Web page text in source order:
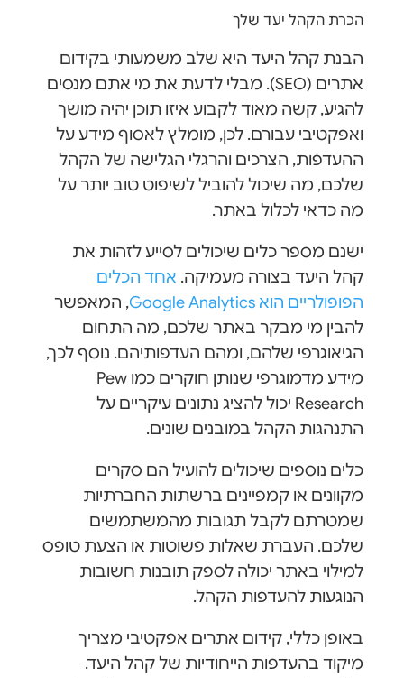
הכרת הקהל יעד שלך
הבנת קהל היעד היא שלב משמעותי בקידום
אתרים (SEO). מבלי לדעת את מי אתם מנסים
להגיע, קשה מאוד לקבוע איזו תוכן יהיה מושך
ואפקטיבי עבורם. לכן, מומלץ לאסוף מידע על
ההעדפות, הצרכים והרגלי הגלישה של הקהל
שלכם, מה שיכול להוביל לשיפוט טוב יותר על
מה כדאי לכלול באתר.
ישנם מספר כלים שיכולים לסייע לזהות את
קהל היעד בצורה מעמיקה. אחד הכלים
הפופולריים הוא Google Analytics
, המאפשר
להבין מי מבקר באתר שלכם, מה התחום
הגיאוגרפי שלהם, ומהם העדפותיהם. נוסף לכך,
מידע מדמוגרפי שנותן חוקרים כמו Pew
Research יכול להציג נתונים עיקריים על
התנהגות הקהל במובנים שונים.
כלים נוספים שיכולים להועיל הם סקרים
מקוונים או קמפיינים ברשתות החברתיות
שמטרתם לקבל תגובות מהמשתמשים
שלכם. העברת שאלות פשוטות או הצעת טופס
למילוי באתר יכולה לספק תובנות חשובות
הנוגעות להעדפות הקהל.
באופן כללי, קידום אתרים אפקטיבי מצריך
מיקוד בהעדפות הייחודיות של קהל היעד.